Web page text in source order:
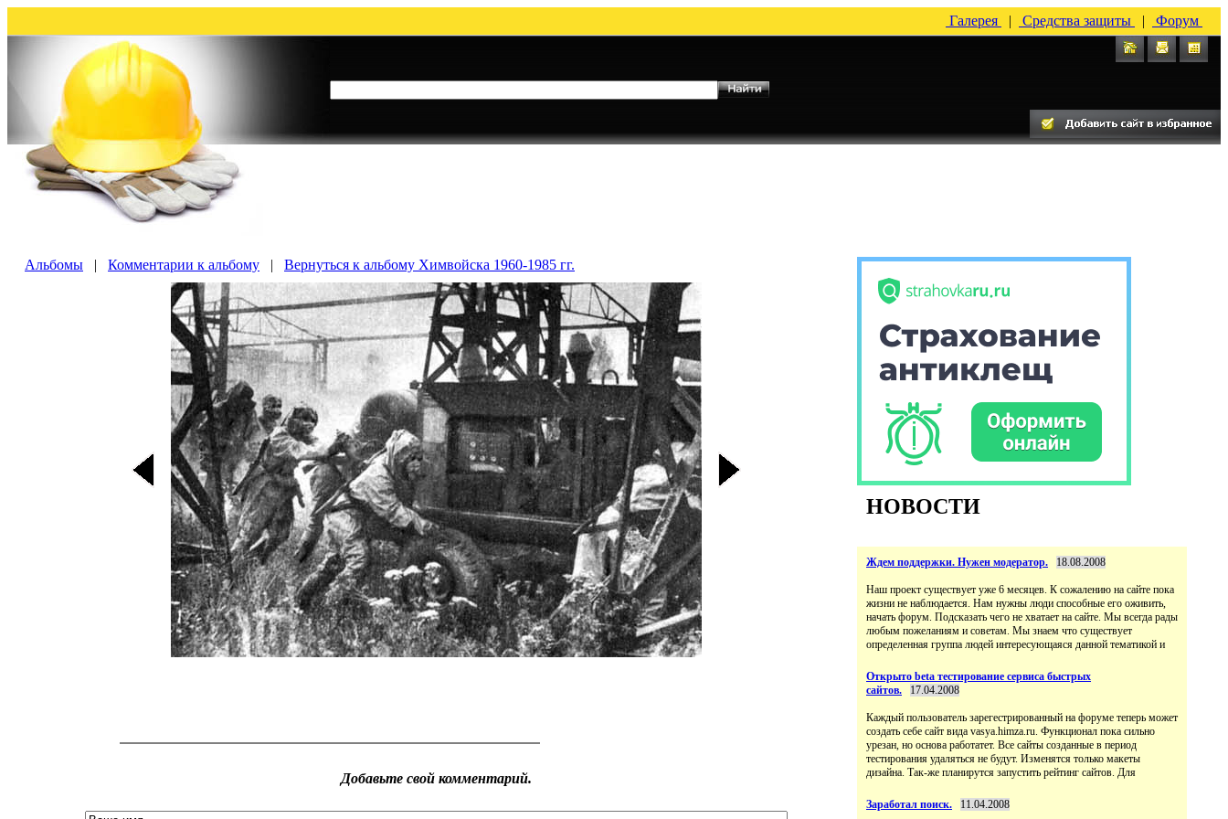
Галерея | Средства защиты | Форум
Альбомы | Комментарии к альбому | Вернуться к альбому Химвойска 1960-1985 гг.
Добавьте свой комментарий.
НОВОСТИ
Ждем поддержки. Нужен модератор. 18.08.2008
Наш проект существует уже 6 месяцев. К сожалению на сайте пока
жизни не наблюдается. Нам нужны люди способные его оживить,
начать форум. Подсказать чего не хватает на сайте. Мы всегда рады
любым пожеланиям и советам. Мы знаем что существует
определенная группа людей интересующаяся данной тематикой и
Открыто beta тестирование сервиса быстрых
сайтов.
17.04.2008
Каждый пользователь зарегестрированный на форуме теперь может
создать себе сайт вида vasya.himza.ru. Функционал пока сильно
урезан, но основа работатет. Все сайты созданные в период
тестирования удаляться не будут. Изменятся только макеты
дизайна. Так-же планирутся запустить рейтинг сайтов. Для
Заработал поиск. 11.04.2008